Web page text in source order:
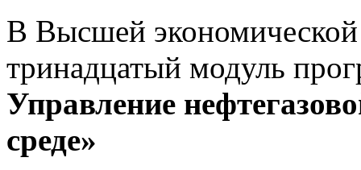
В Высшей
тринадцатый модуль
Управление
среде»